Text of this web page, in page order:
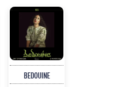
BEDOUINE